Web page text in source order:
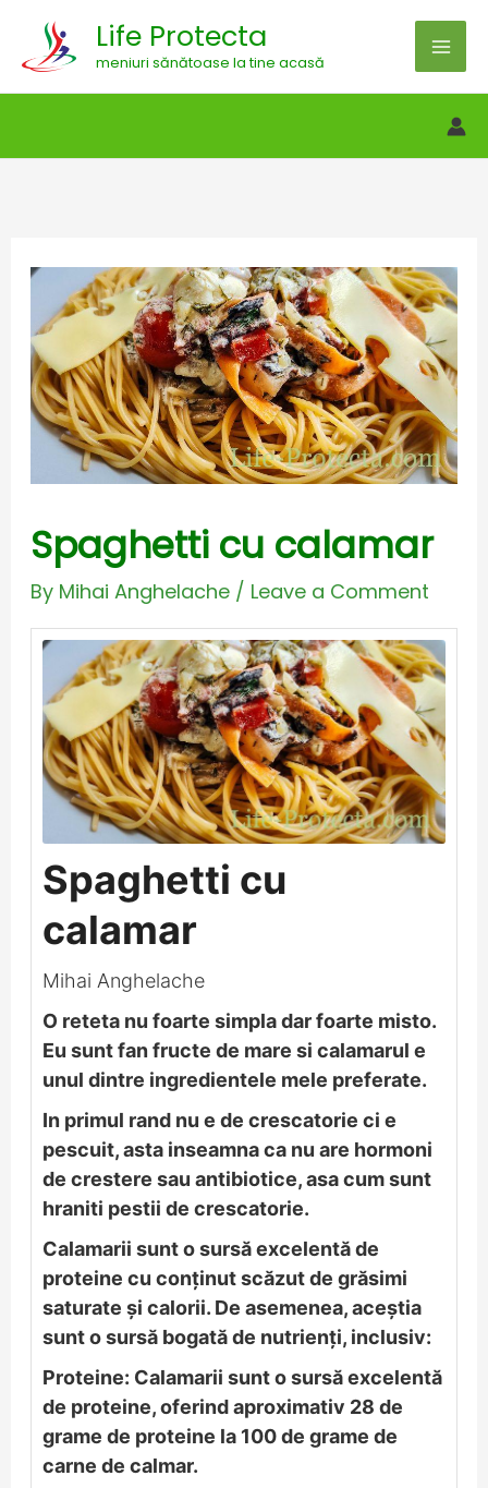
content
Life Protecta
meniuri sănătoase la tine acasă
Spaghetti cu calamar
By Mihai Anghelache / Leave a Comment
Spaghetti cu
calamar
Mihai Anghelache
O reteta nu foarte simpla dar foarte misto.
Eu sunt fan fructe de mare si calamarul e
unul dintre ingredientele mele preferate.
In primul rand nu e de crescatorie ci e
pescuit, asta inseamna ca nu are hormoni
de crestere sau antibiotice, asa cum sunt
hraniti pestii de crescatorie.
Calamarii sunt o sursă excelentă de
proteine cu conținut scăzut de grăsimi
saturate și calorii. De asemenea, aceștia
sunt o sursă bogată de nutrienți, inclusiv:
Proteine: Calamarii sunt o sursă excelentă
de proteine, oferind aproximativ 28 de
grame de proteine ​​la 100 de grame de
carne de calmar.